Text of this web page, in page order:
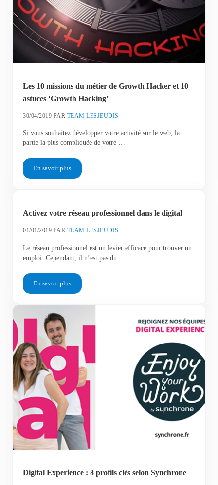
Les 10 missions du métier de Growth Hacker et 10
astuces ‘Growth Hacking’
30/04/2019 PAR TEAM LESJEUDIS
Si vous souhaitez développer votre activité sur le web, la
partie la plus compliquée de votre …
En savoir plusLes 10 missions du métier de Growth Hacker et 10 astuces
Activez votre réseau professionnel dans le digital
01/01/2019 PAR TEAM LESJEUDIS
Le réseau professionnel est un levier efficace pour trouver un
emploi. Cependant, il n’est pas du …
En savoir plusActivez votre réseau professionnel dans le digital
Digital Experience : 8 profils clés selon Synchrone